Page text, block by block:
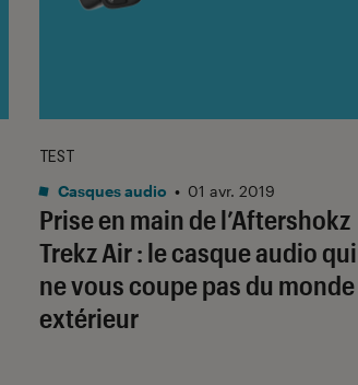
Prise en main de l’Aftershokz
Trekz Air : le casque audio qui
ne vous coupe pas du monde
extérieur
TEST
Casques audio • 01 avr. 2019